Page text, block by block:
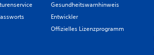
Gesundheitswarnhinweis
Entwickler
Offizielles Lizenzprogramm